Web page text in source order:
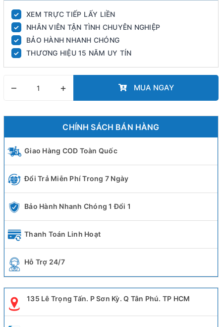
✓ XEM TRỰC TIẾP LẤY LIỀN
✓ NHÂN VIÊN TẬN TÌNH CHUYÊN NGHIỆP
✓ BẢO HÀNH NHANH CHÓNG
✓ THƯƠNG HIỆU 15 NĂM UY TÍN
– + MUA NGAY
CHÍNH SÁCH BÁN HÀNG
Giao Hàng COD Toàn Quốc
Đổi Trả Miễn Phí Trong 7 Ngày
Bảo Hành Nhanh Chóng 1 Đổi 1
Thanh Toán Linh Hoạt
Hỗ Trợ 24/7
135 Lê Trọng Tấn. P Sơn Kỳ. Q Tân Phú. TP HCM